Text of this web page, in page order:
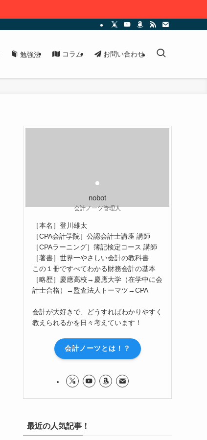
勉強法 コラム お問い合わせ
nobot
会計ノーツ管理人
［本名］登川雄太
［CPA会計学院］公認会計士講座 講師
［CPAラーニング］簿記検定コース 講師
［著書］世界一やさしい会計の教科書
この１冊ですべてわかる財務会計の基本
［略歴］慶應高校→慶應大学（在学中に会
計士合格）→監査法人トーマツ→CPA
会計が大好きで、どうすればわかりやすく
教えられるかを日々考えています！
会計ノーツとは！？
最近の人気記事！